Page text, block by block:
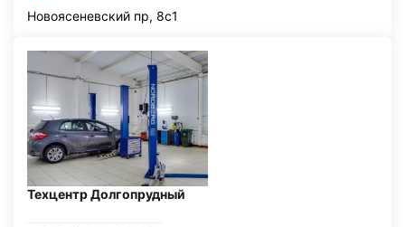
Новоясеневский пр, 8с1
Техцентр Долгопрудный